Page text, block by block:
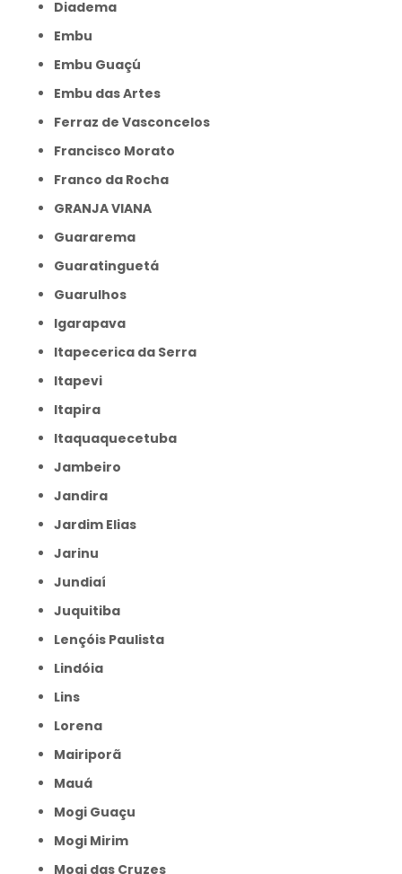
Diadema
Embu
Embu Guaçú
Embu das Artes
Ferraz de Vasconcelos
Francisco Morato
Franco da Rocha
GRANJA VIANA
Guararema
Guaratinguetá
Guarulhos
Igarapava
Itapecerica da Serra
Itapevi
Itapira
Itaquaquecetuba
Jambeiro
Jandira
Jardim Elias
Jarinu
Jundiaí
Juquitiba
Lençóis Paulista
Lindóia
Lins
Lorena
Mairiporã
Mauá
Mogi Guaçu
Mogi Mirim
Mogi das Cruzes